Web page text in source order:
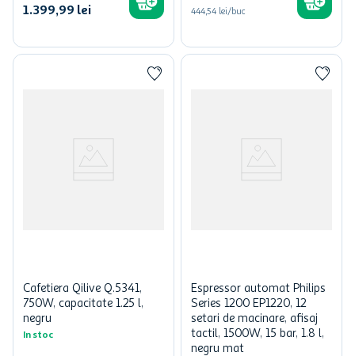
1.399,99 lei 444,54 lei/buc
Cafetiera Qilive Q.5341,
750W, capacitate 1.25 l,
negru
In stoc
Espressor automat Philips
Series 1200 EP1220, 12
setari de macinare, afisaj
tactil, 1500W, 15 bar, 1.8 l,
negru mat